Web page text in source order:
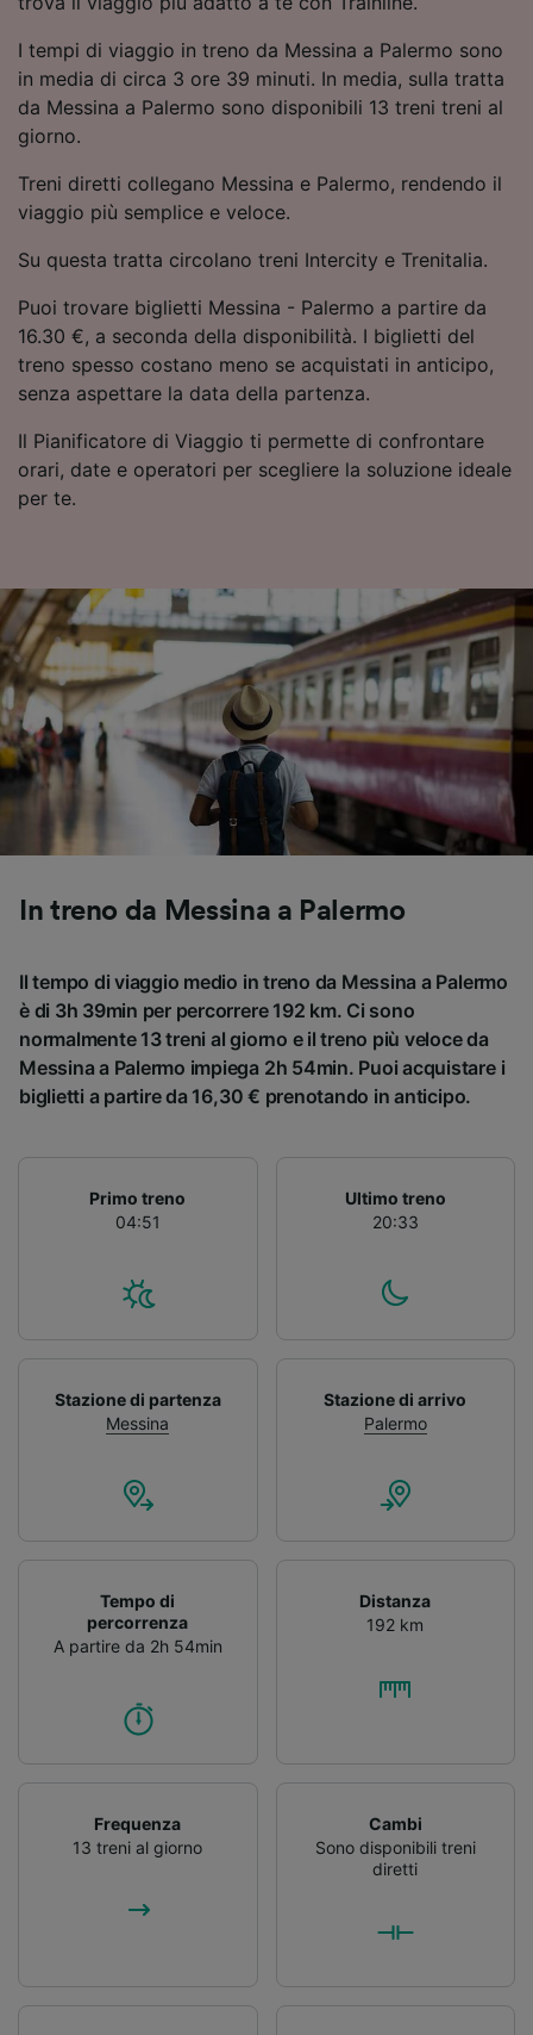
I tempi di viaggio in treno da Messina a Palermo sono
in media di circa 3 ore 39 minuti. In media, sulla tratta
da Messina a Palermo sono disponibili 13 treni treni al
giorno.
Treni diretti collegano Messina e Palermo, rendendo il
viaggio più semplice e veloce.
Su questa tratta circolano treni Intercity e Trenitalia.
Puoi trovare biglietti Messina - Palermo a partire da
16.30 €, a seconda della disponibilità. I biglietti del
treno spesso costano meno se acquistati in anticipo,
senza aspettare la data della partenza.
Il Pianificatore di Viaggio ti permette di confrontare
orari, date e operatori per scegliere la soluzione ideale
per te.
In treno da Messina a Palermo
Il tempo di viaggio medio in treno da Messina a Palermo
è di 3h 39min per percorrere 192 km. Ci sono
normalmente 13 treni al giorno e il treno più veloce da
Messina a Palermo impiega 2h 54min. Puoi acquistare i
biglietti a partire da 16,30 € prenotando in anticipo.
Primo treno
04:51
Ultimo treno
20:33
Stazione di partenza
Messina
Stazione di arrivo
Palermo
Tempo di
percorrenza
A partire da 2h 54min
Distanza
192 km
Frequenza
13 treni al giorno
Cambi
Sono disponibili treni
diretti
Utilizzare dati di geolocalizzazione precisi.
Scansione attiva delle caratteristiche del
dispositivo ai fini dell’identificazione.
Archiviare informazioni su dispositivo e/o
accedervi. Pubblicità e contenuti
personalizzati, misurazione delle prestazioni
pubblico, sviluppo di servizi.